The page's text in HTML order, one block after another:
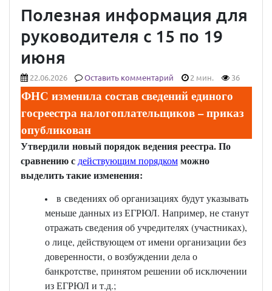
Полезная информация для
руководителя с 15 по 19
июня
22.06.2026 Оставить комментарий 2 мин. 36
ФНС изменила состав сведений единого
госреестра налогоплательщиков – приказ
опубликован
Утвердили новый порядок ведения реестра. По
сравнению сдействующим порядкомможно
выделить такие изменения:
в сведениях об организациях будут указывать
меньше данных из ЕГРЮЛ. Например, не станут
отражать сведения об учредителях (участниках),
о лице, действующем от имени организации без
доверенности, о возбуждении дела о
банкротстве, принятом решении об исключении
из ЕГРЮЛ и т.д.;